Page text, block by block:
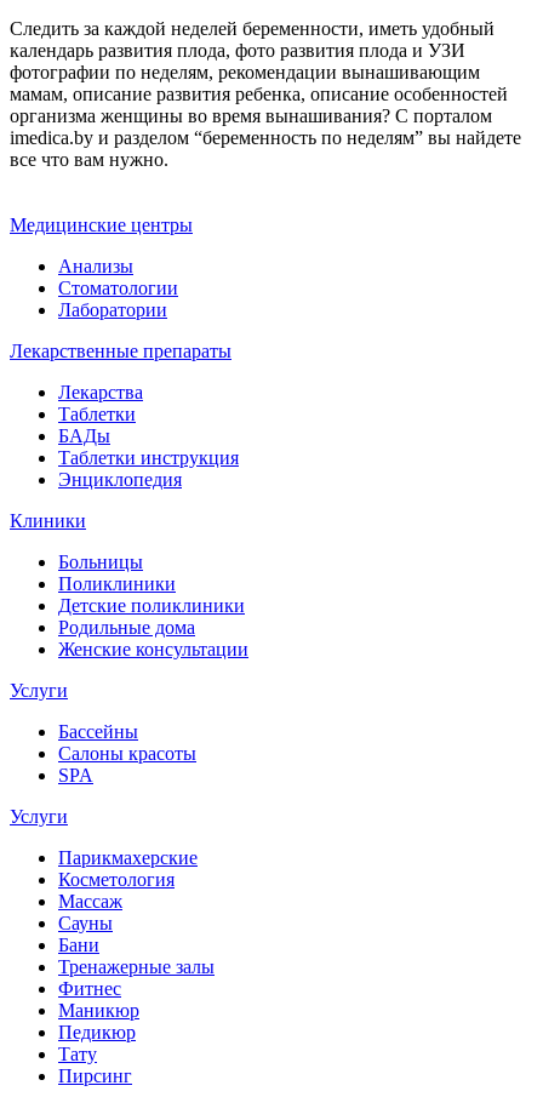
Следить за каждой неделей беременности, иметь удобный
календарь развития плода, фото развития плода и УЗИ
фотографии по неделям, рекомендации вынашивающим
мамам, описание развития ребенка, описание особенностей
организма женщины во время вынашивания? С порталом
imedica.by и разделом “беременность по неделям” вы найдете
все что вам нужно.
Медицинские центры
Анализы
Стоматологии
Лаборатории
Лекарственные препараты
Лекарства
Таблетки
БАДы
Таблетки инструкция
Энциклопедия
Клиники
Больницы
Поликлиники
Детские поликлиники
Родильные дома
Женские консультации
Услуги
Бассейны
Салоны красоты
SPA
Услуги
Парикмахерские
Косметология
Массаж
Сауны
Бани
Тренажерные залы
Фитнес
Маникюр
Педикюр
Тату
Пирсинг